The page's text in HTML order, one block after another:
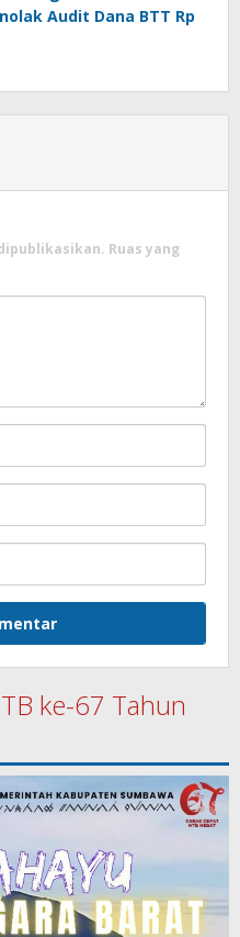
Audit Dana BTT Rp
Ruas yang
ke-67 Tahun